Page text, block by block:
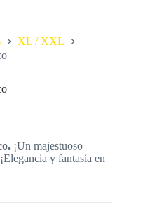
XL / XXL
¡Un majestuoso
y fantasía en